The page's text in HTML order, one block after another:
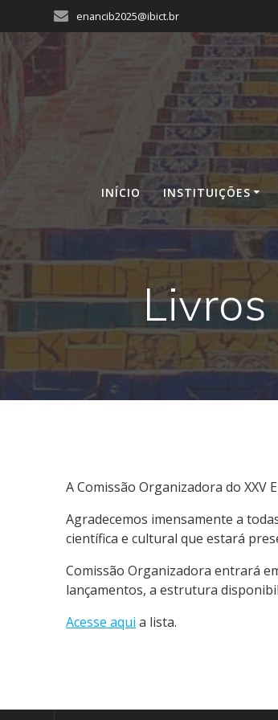
to
content
enancib2025@ibict.br
INÍCIO INSTITUIÇÕES
A Comissão Organizadora do
Agradecemos imensamente a
científica e cultural que estará
Comissão Organizadora entrará
lançamentos, a estrutura
Acesse aqui a lista.